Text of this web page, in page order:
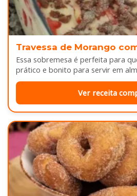
Travessa de Morango
Essa sobremesa é perfeita para
prático e bonito para servir em
aniversários ou…
Ver receita